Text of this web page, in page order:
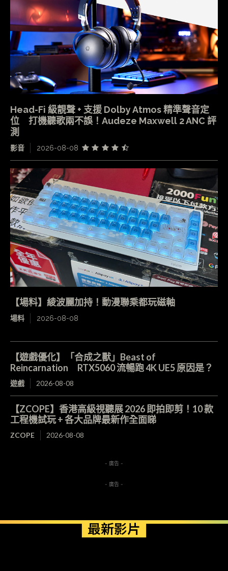
Head-Fi 級靚聲 + 支援 Dolby Atmos 精準聲音定
位 打機聽歌兩不誤！Audeze Maxwell 2 ANC 評
測
影音 2026-08-08
【場料】綾波麗加持！動漫聯乘都玩磁軸
場料 2026-08-08
【遊戲優化】「合成之獸」Beast of
Reincarnation RTX5060 流暢跑 4K UE5 原因是？
遊戲 2026-08-08
【ZCOPE】香港高級視聽展 2026 即拍即剪！10 款
工程機試玩 + 各大品牌最新作全面睇
ZCOPE 2026-08-08
- 廣告 -
- 廣告 -
最新影片